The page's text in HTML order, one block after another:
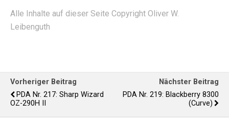
Alle Inhalte auf dieser Seite Copyright Oliver W.
Leibenguth
Vorheriger Beitrag
PDA Nr. 217: Sharp Wizard
OZ-290H II
Nächster Beitrag
PDA Nr. 219: Blackberry 8300
(Curve)